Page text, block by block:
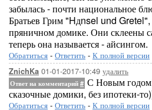
забылась - почти национальное
Братьев Грим "Hдnsel und Gretel",
пряничном домике. Они склеены
теперь она называется - айсингом.
Обратиться - Ответить - К полной версии
ZnichKa 01-01-2017-10:49 удалить
Ответ на комментарий # С Новым
сказочные домики, без ипотеки-
Обратиться - Ответить - К полной версии